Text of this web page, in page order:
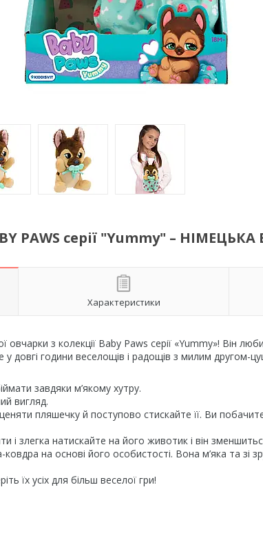
PAWS серії "Yummy" – НІМЕЦЬКА
Характеристики
овчарки з колекції Baby Paws серії «Yummy»! Він
довгі години веселощів і радощів з милим другом-
завдяки м’якому хутру.
вигляд.
пляшечку й поступово стискайте її. Ви
і злегка натискайте на його животик і він
ковдра на основі його особистості. Вона м’яка та зі
їх усіх для більш веселої гри!